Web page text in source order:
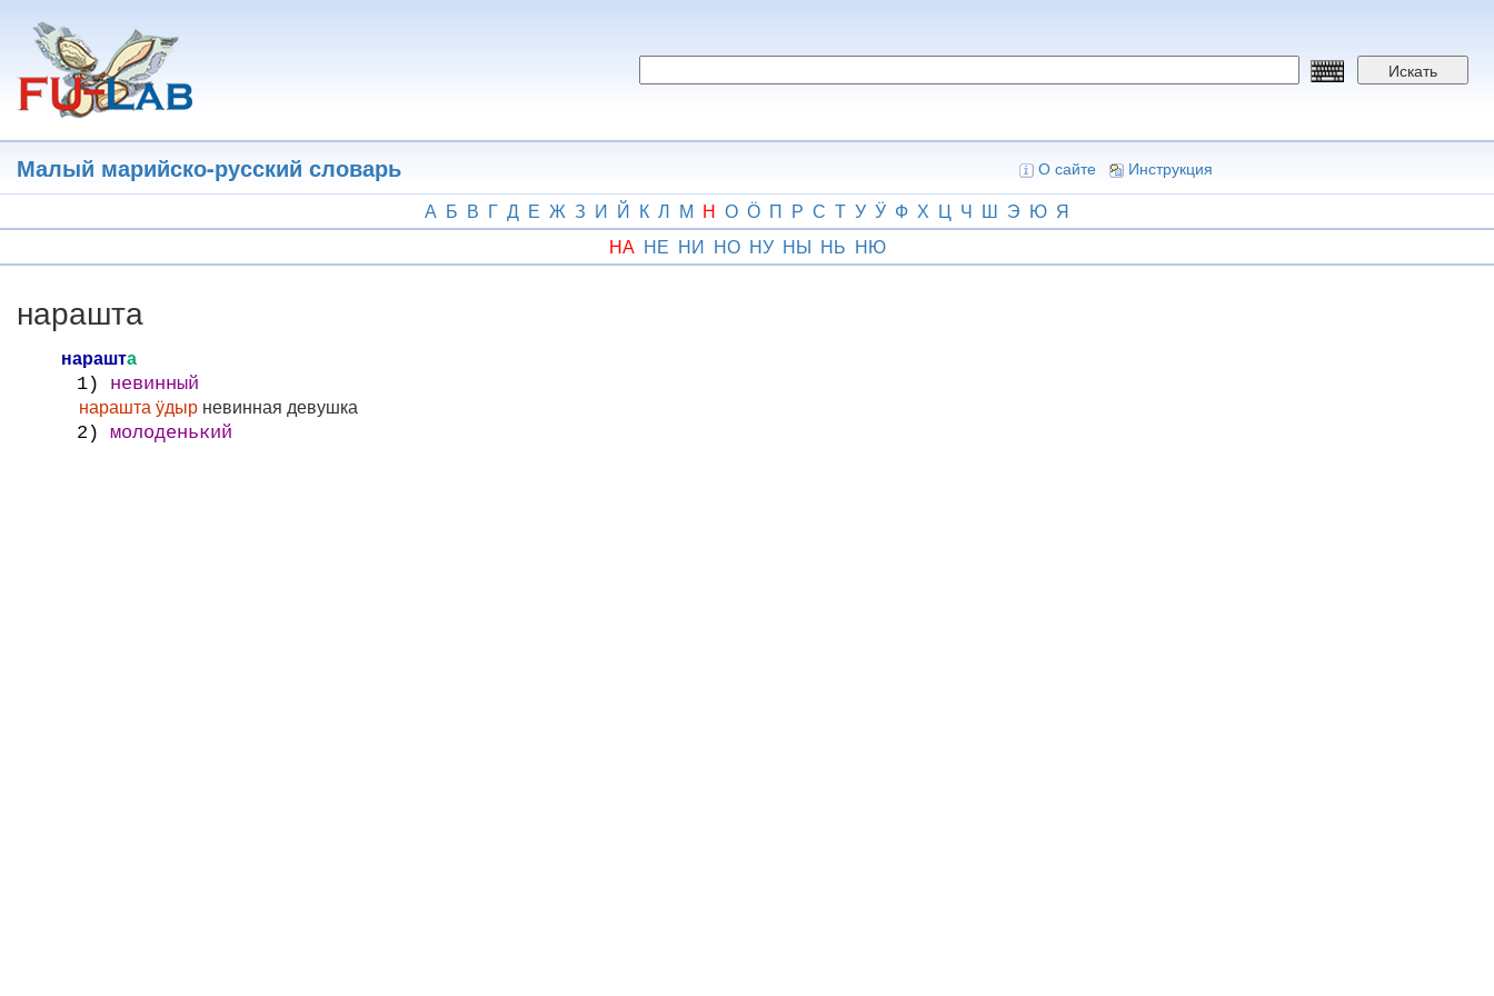
основному
содержанию
Искать
Малый марийско-русский словарь О сайте Инструкция
А Б В Г Д Е Ж З И Й К Л М Н О Ӧ П Р С Т У Ӱ Ф Х Ц Ч Ш Э Ю Я
НА НЕ НИ НО НУ НЫ НЬ НЮ
нарашта
нарашта
1) невинный
нарашта ӱдыр невинная девушка
2) молоденький